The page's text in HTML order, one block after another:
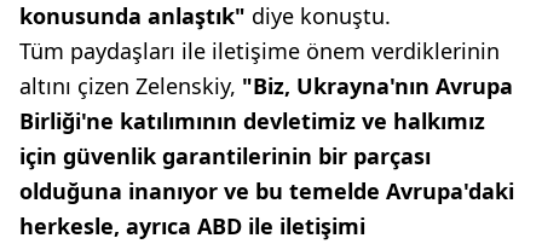
konusunda anlaştık" diye konuştu.
Tüm paydaşları ile iletişime önem verdiklerinin
altını çizen Zelenskiy, "Biz, Ukrayna'nın Avrupa
Birliği'ne katılımının devletimiz ve halkımız
için güvenlik garantilerinin bir parçası
olduğuna inanıyor ve bu temelde Avrupa'daki
herkesle, ayrıca ABD ile iletişimi